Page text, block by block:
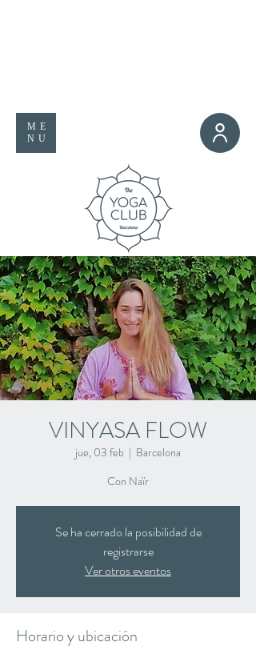
ME
NU
VINYASA FLOW
jue, 03 feb
  |
Barcelona
Con Naïr
Se ha cerrado la posibilidad de
registrarse
Ver otros eventos
Horario y ubicación